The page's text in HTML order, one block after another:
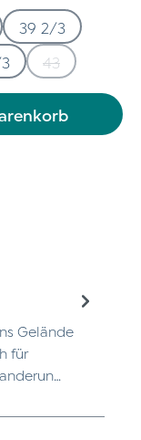
39 2/3
43(Diese
Gelände
für